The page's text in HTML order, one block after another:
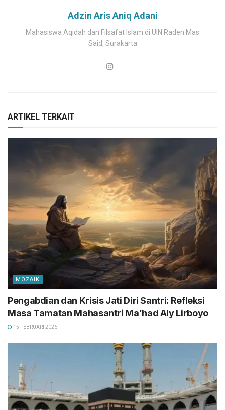
Adzin Aris Aniq Adani
Mahasiswa Aqidah dan Filsafat Islam di UIN Raden Mas
Said, Surakarta
ARTIKEL TERKAIT
MOZAIK
Pengabdian dan Krisis Jati Diri Santri: Refleksi
Masa Tamatan Mahasantri Ma’had Aly Lirboyo
15 FEBRUARI 2026